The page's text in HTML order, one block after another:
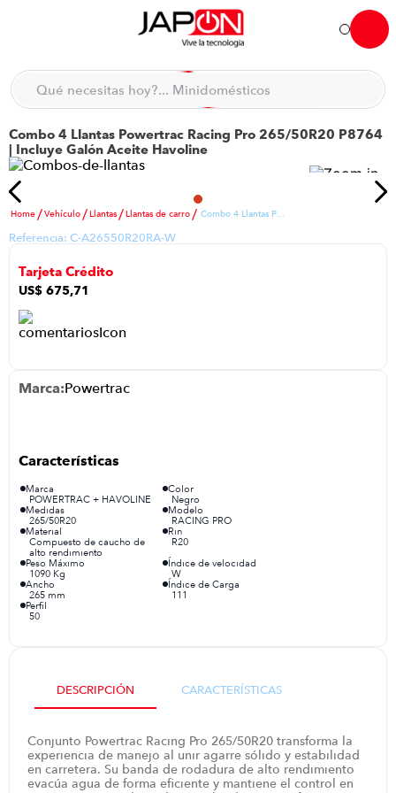
Hola... qué necesitas hoy?
Qué necesitas hoy?... Accesorios de cocina
Combo 4 Llantas Powertrac Racing Pro 265/50R20 P8764
| Incluye Galón Aceite Havoline
Vehículo Llantas Llantas de carro Combo 4 Llantas Powertrac Racing Pro 265/50R20 P8764 | Incluye Galón Aceite Havoline
Referencia: C-A26550R20RA-W
Tarjeta Crédito
US$ 675,71
Powertrac
Marca
POWERTRAC + HAVOLINE
Color
Negro
Medidas
265/50R20
Modelo
RACING PRO
Material
Compuesto de caucho de
alto rendimiento
Rin
R20
Peso Máximo
1090 Kg
Índice de velocidad
W
Ancho
265 mm
Índice de Carga
111
Perfil
50
DESCRIPCIÓN CARACTERÍSTICAS
Conjunto Powertrac Racing Pro 265/50R20 transforma la
experiencia de manejo al unir agarre sólido y estabilidad
en carretera. Su banda de rodadura de alto rendimiento
evacúa agua de forma eficiente y mantiene el control en
TÉRMINOS MÁS BUSCADOS
1. moto
lavadora
5 . england sound parlantes
iphone